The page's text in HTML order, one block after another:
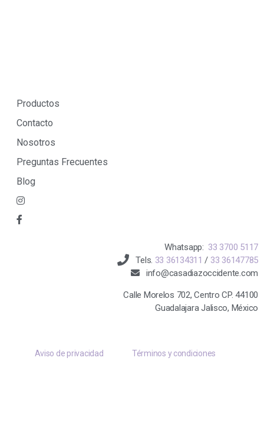
Productos
Contacto
Nosotros
Preguntas Frecuentes
Blog
Whatsapp: 33 3700 5117
Tels. 33 36134311 / 33 36147785
info@casadiazoccidente.com
Calle Morelos 702, Centro CP. 44100
Guadalajara Jalisco, México
Aviso de privacidad Términos y condiciones